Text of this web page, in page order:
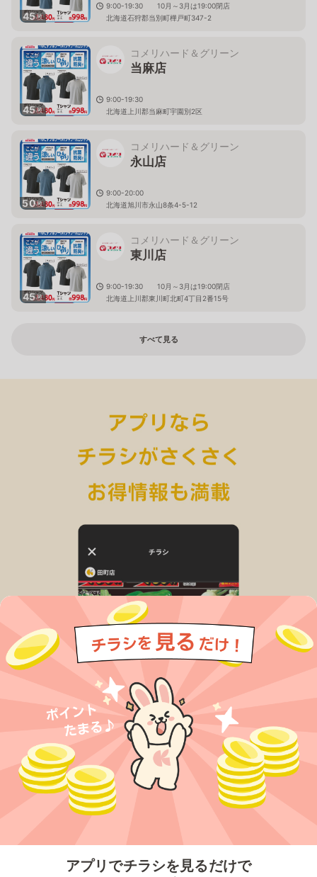
アプリでチラシを見るだけで
45枚
9:00-19:30 10月～3月は19:00閉店
北海道石狩郡当別町樺戸町347-2
45枚
コメリハード＆グリーン
当麻店
9:00-19:30
北海道上川郡当麻町宇園別2区
50枚
コメリハード＆グリーン
永山店
9:00-20:00
北海道旭川市永山8条4-5-12
45枚
コメリハード＆グリーン
東川店
9:00-19:30 10月～3月は19:00閉店
北海道上川郡東川町北町4丁目2番15号
すべて見る